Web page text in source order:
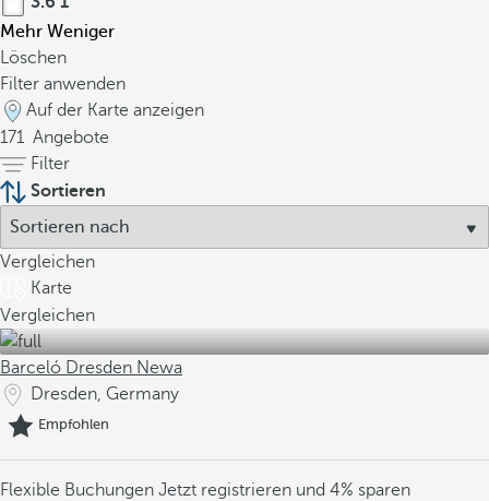
Mehr Weniger
Löschen
Filter anwenden
Auf der Karte anzeigen
171 Angebote
Filter
Sortieren
Vergleichen
Karte
Vergleichen
Barceló Dresden Newa
Dresden, Germany
Empfohlen
Flexible Buchungen Jetzt registrieren und 4% sparen